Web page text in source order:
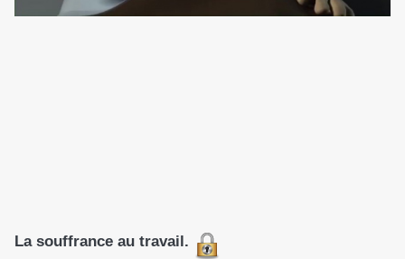
La souffrance au travail.